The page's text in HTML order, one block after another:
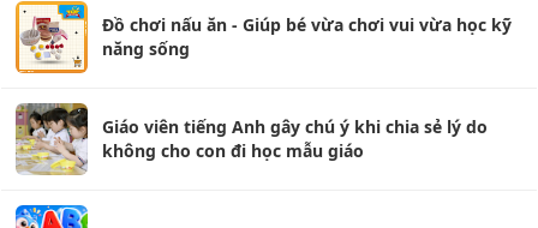
Đồ chơi nấu ăn - Giúp bé vừa chơi vui vừa học kỹ
năng sống
Giáo viên tiếng Anh gây chú ý khi chia sẻ lý do
không cho con đi học mẫu giáo